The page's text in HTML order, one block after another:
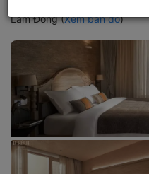
Lâm Đồng (Xem bản đồ)